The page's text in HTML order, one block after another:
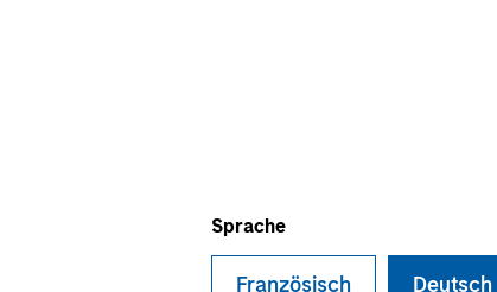
Sprache
Französisch Deutsch